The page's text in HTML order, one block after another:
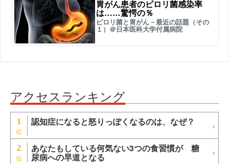
胃がん患者のピロリ菌感染率
は……驚愕の％
ピロリ菌と胃がん－最近の話題（その
１）＠日本医科大学付属病院
アクセスランキング
1 認知症になると怒りっぽくなるのは、なぜ？
2 あなたもしている何気ない3つの食習慣が 糖
尿病への早道となる